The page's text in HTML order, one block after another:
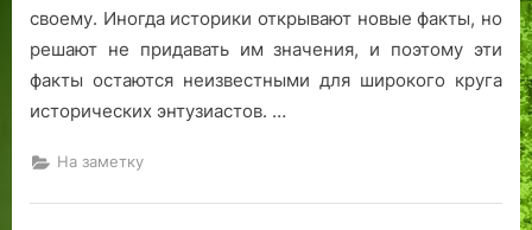
своему. Иногда историки открывают новые факты, но
решают не придавать им значения, и поэтому эти
факты остаются неизвестными для широкого круга
исторических энтузиастов. …
На заметку